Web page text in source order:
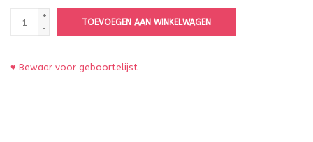
+
-
TOEVOEGEN AAN WINKELWAGEN
♥ Bewaar voor geboortelijst